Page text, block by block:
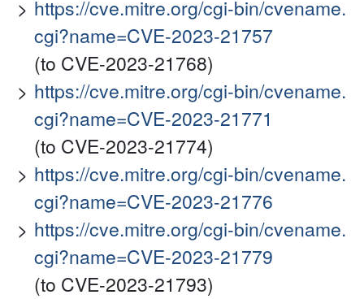
https://cve.mitre.org/cgi-bin/cvename.
cgi?name=CVE-2023-21757
(to CVE-2023-21768)
https://cve.mitre.org/cgi-bin/cvename.
cgi?name=CVE-2023-21771
(to CVE-2023-21774)
https://cve.mitre.org/cgi-bin/cvename.
cgi?name=CVE-2023-21776
https://cve.mitre.org/cgi-bin/cvename.
cgi?name=CVE-2023-21779
(to CVE-2023-21793)